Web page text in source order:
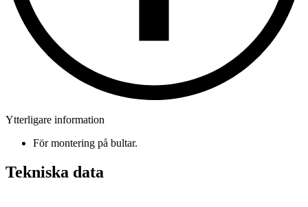
Ytterligare information
För montering på bultar.
Tekniska data